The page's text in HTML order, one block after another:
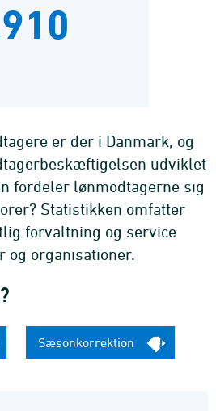
er der i Danmark, og
udviklet
fordeler lønmodtagerne sig
Statistikken omfatter
forvaltning og service
og organisationer.
Sæsonkorrektion